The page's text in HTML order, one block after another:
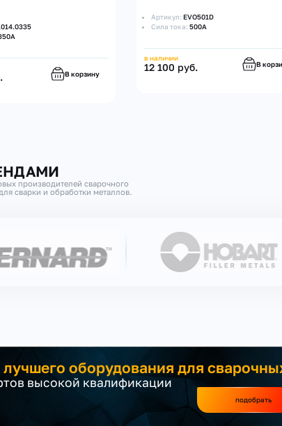
В корзину
Артикул: EVO501D
Сила тока: 500А
в наличии
12 100 руб. В
производителей сварочного
сварки и обработки металлов.
оборудования для
высокой квалификации
подобрать